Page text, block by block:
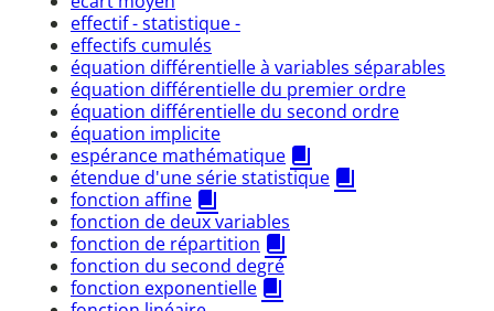
effectif - statistique -
effectifs cumulés
équation différentielle à variables séparables
équation différentielle du premier ordre
équation différentielle du second ordre
équation implicite
espérance mathématique
étendue d'une série statistique
fonction affine
fonction de deux variables
fonction de répartition
fonction du second degré
fonction exponentielle